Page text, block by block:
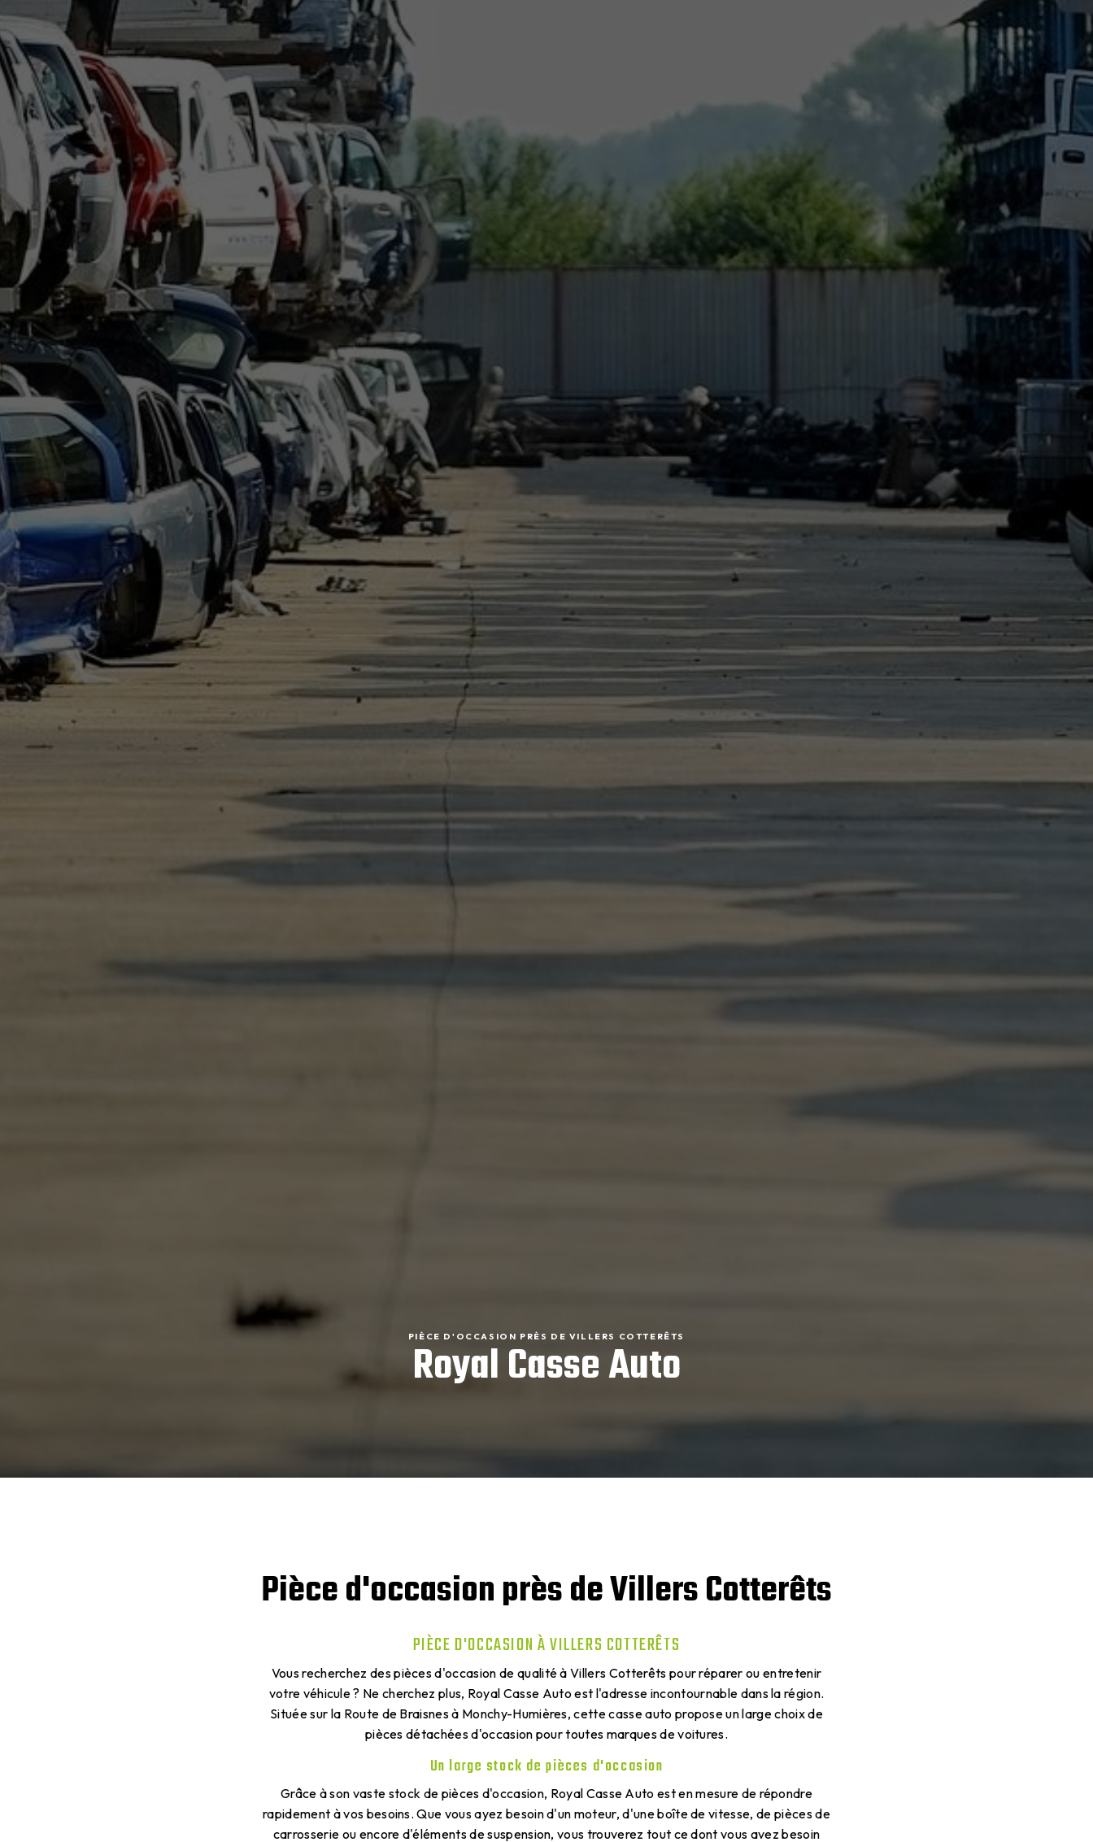
PIÈCE D'OCCASION PRÈS DE VILLERS COTTERÊTS
Royal Casse Auto
Pièce d'occasion près de Villers Cotterêts
PIÈCE D'OCCASION À VILLERS COTTERÊTS
Vous recherchez des pièces d'occasion de qualité à Villers Cotterêts pour réparer ou entretenir
votre véhicule ? Ne cherchez plus, Royal Casse Auto est l'adresse incontournable dans la région.
Située sur la Route de Braisnes à Monchy-Humières, cette casse auto propose un large choix de
pièces détachées d'occasion pour toutes marques de voitures.
Un large stock de pièces d'occasion
Grâce à son vaste stock de pièces d'occasion, Royal Casse Auto est en mesure de répondre
rapidement à vos besoins. Que vous ayez besoin d'un moteur, d'une boîte de vitesse, de pièces de
carrosserie ou encore d'éléments de suspension, vous trouverez tout ce dont vous avez besoin